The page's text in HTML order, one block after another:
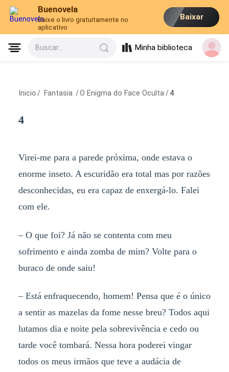
Buenovela
Baixe o livro gratuitamente no
aplicativo
Baixar
Buscar... Minha biblioteca
Inicio / Fantasia /O Enigma do Face Oculta / 4
4
Virei-me para a parede próxima, onde estava o
enorme inseto. A escuridão era total mas por razões
desconhecidas, eu era capaz de enxergá-lo. Falei
com ele.
– O que foi? Já não se contenta com meu
sofrimento e ainda zomba de mim? Volte para o
buraco de onde saiu!
– Está enfraquecendo, homem! Pensa que é o único
a sentir as mazelas da fome nesse breu? Todos aqui
lutamos dia e noite pela sobrevivência e cedo ou
tarde você tombará. Nessa hora poderei vingar
todos os meus irmãos que teve a audácia de